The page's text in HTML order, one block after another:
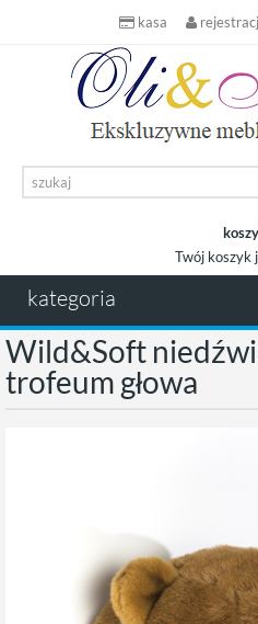
kasa
Twój koszyk
kategoria
Wild&Soft
trofeum głowa